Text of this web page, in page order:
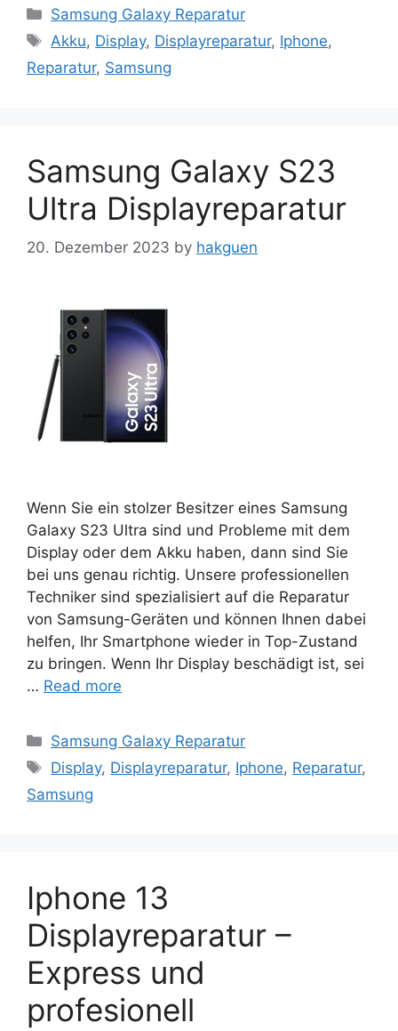
Categories
Samsung Galaxy Reparatur
Tags
Akku, Display, Displayreparatur, Iphone,
Reparatur, Samsung
Samsung Galaxy S23
Ultra Displayreparatur
20. Dezember 2023 by hakguen
Wenn Sie ein stolzer Besitzer eines Samsung
Galaxy S23 Ultra sind und Probleme mit dem
Display oder dem Akku haben, dann sind Sie
bei uns genau richtig. Unsere professionellen
Techniker sind spezialisiert auf die Reparatur
von Samsung-Geräten und können Ihnen dabei
helfen, Ihr Smartphone wieder in Top-Zustand
zu bringen. Wenn Ihr Display beschädigt ist, sei
… Read more
Categories
Samsung Galaxy Reparatur
Tags
Display, Displayreparatur, Iphone, Reparatur,
Samsung
Iphone 13
Displayreparatur –
Express und
profesionell